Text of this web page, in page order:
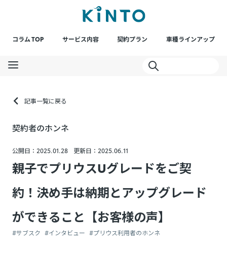
コラム TOP サービス内容 契約プラン 車種ラインアップ
記事一覧に戻る
契約者のホンネ
公開日：2025.01.28 更新日：2025.06.11
親子でプリウスUグレードをご契
約！決め手は納期とアップグレード
ができること【お客様の声】
#サブスク #インタビュー #プリウス利用者のホンネ